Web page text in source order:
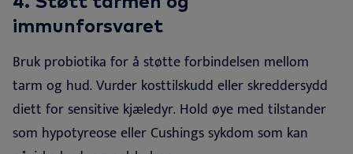
immunforsvaret
Bruk probiotika for å støtte forbindelsen mellom
tarm og hud. Vurder kosttilskudd eller skreddersydd
diett for sensitive kjæledyr. Hold øye med tilstander
som hypotyreose eller Cushings sykdom som kan